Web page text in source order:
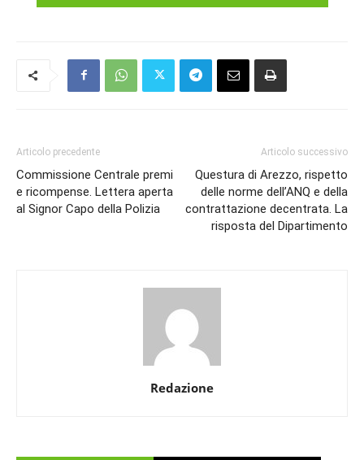
Articolo precedente
Commissione Centrale premi
e ricompense. Lettera aperta
al Signor Capo della Polizia
Articolo successivo
Questura di Arezzo, rispetto
delle norme dell’ANQ e della
contrattazione decentrata. La
risposta del Dipartimento
Redazione